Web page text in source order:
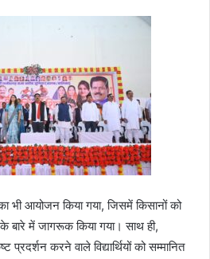
भी आयोजन किया गया, जिसमें किसानों को
में जागरूक किया गया। साथ ही,
करने वाले विद्यार्थियों को सम्मानित